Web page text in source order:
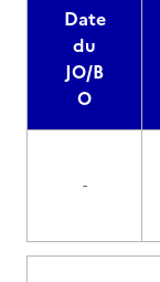
Date
du
JO/B
O
-